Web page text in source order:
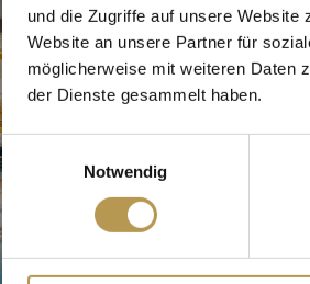
und die Zugriffe auf unsere
Website an unsere Partner für
möglicherweise mit weiteren Daten
der Dienste gesammelt haben.
Einwilligungsauswahl
Notwendig
WELZIJN